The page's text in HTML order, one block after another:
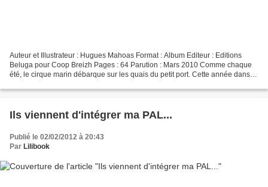
Auteur et Illustrateur : Hugues Mahoas Format : Album Editeur : Editions
Beluga pour Coop Breizh Pages : 64 Parution : Mars 2010 Comme chaque
été, le cirque marin débarque sur les quais du petit port. Cette année dans
Ils viennent d'intégrer ma PAL...
Publié le 02/02/2012 à 20:43
Par Lilibook